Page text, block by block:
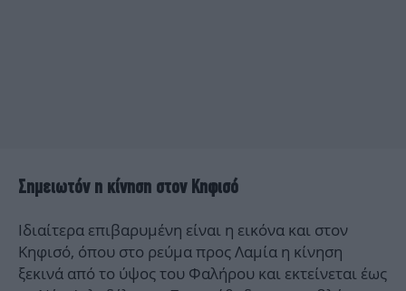
Σημειωτόν η κίνηση στον Κηφισό
Ιδιαίτερα επιβαρυμένη είναι η εικόνα και στον
Κηφισό, όπου στο ρεύμα προς Λαμία η κίνηση
ξεκινά από το ύψος του Φαλήρου και εκτείνεται έως